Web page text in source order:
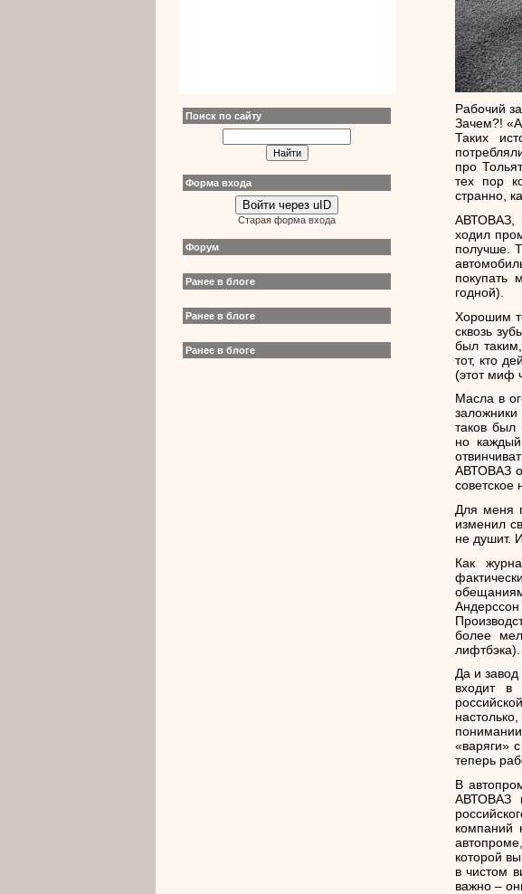
Поиск по сайту
Форма входа
Войти через uID
Старая форма входа
Форум
Ранее в блоге
Ранее в блоге
Ранее в блоге
Рабочий
Зачем?!
Таких
про
тех пор
странно,
АВТОВАЗ,
ходил
получше.
покупать
годной).
Хорошим
сквозь
был
тот, кто
(этот миф
Масла в
таков был
но
АВТОВАЗ
Для меня
изменил
не душит.
Как
более
Да и
входит в
«варяги»
теперь
В
АВТОВАЗ
компаний
которой
в чистом
важно –